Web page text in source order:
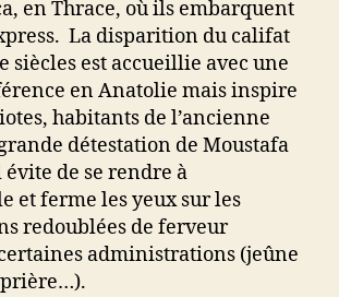
en Thrace, où ils embarquent
La disparition du califat
siècles est accueillie avec une
en Anatolie mais inspire
habitants de l’ancienne
détestation de Moustafa
de se rendre à
et ferme les yeux sur les
redoublées de ferveur
administrations (jeûne
prière…).